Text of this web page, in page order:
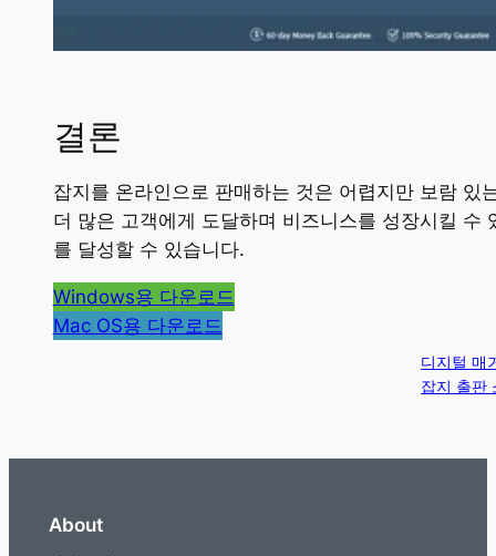
결론
잡지를 온라인으로 판매하는 것은 어렵지만 보람
더 많은 고객에게 도달하며 비즈니스를 성장시킬
를 달성할 수 있습니다.
Windows용 다운로드
Mac OS용 다운로드
디지털 매
잡지 출판
About